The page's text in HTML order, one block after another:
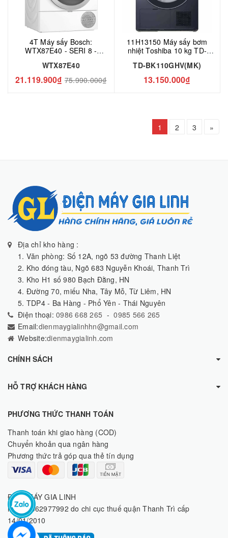
4T Máy sấy Bosch:
WTX87E40 - SERI 8 -
WTX87E40
21.119.900₫ 75.990.000₫
11H13150 Máy sấy bơm
nhiệt Toshiba 10 kg TD-
TD-BK110GHV(MK)
13.150.000₫
1 2 3 »
Địa chỉ kho hàng :
1. Văn phòng: Số 12A, ngõ 53 đường Thanh Liệt
2. Kho đóng tàu, Ngõ 683 Nguyễn Khoái, Thanh Trì
3. Kho H1 số 980 Bạch Đằng, HN
4. Đường 70, miếu Nha, Tây Mỗ, Từ Liêm, HN
5. TDP4 - Ba Hàng - Phổ Yên - Thái Nguyên
Điện thoại: 0986 668 265 -0985 566 265
Email:dienmaygialinhhn@gmail.com
Website:dienmaygialinh.com
CHÍNH SÁCH
HỖ TRỢ KHÁCH HÀNG
PHƯƠNG THỨC THANH TOÁN
Thanh toán khi giao hàng (COD)
Chuyển khoản qua ngân hàng
Phương thức trả góp qua thẻ tín dụng
ĐIỆN MÁY GIA LINH
MST: 8062977992 do chi cục thuế quận Thanh Trì cấp
14/01/2010